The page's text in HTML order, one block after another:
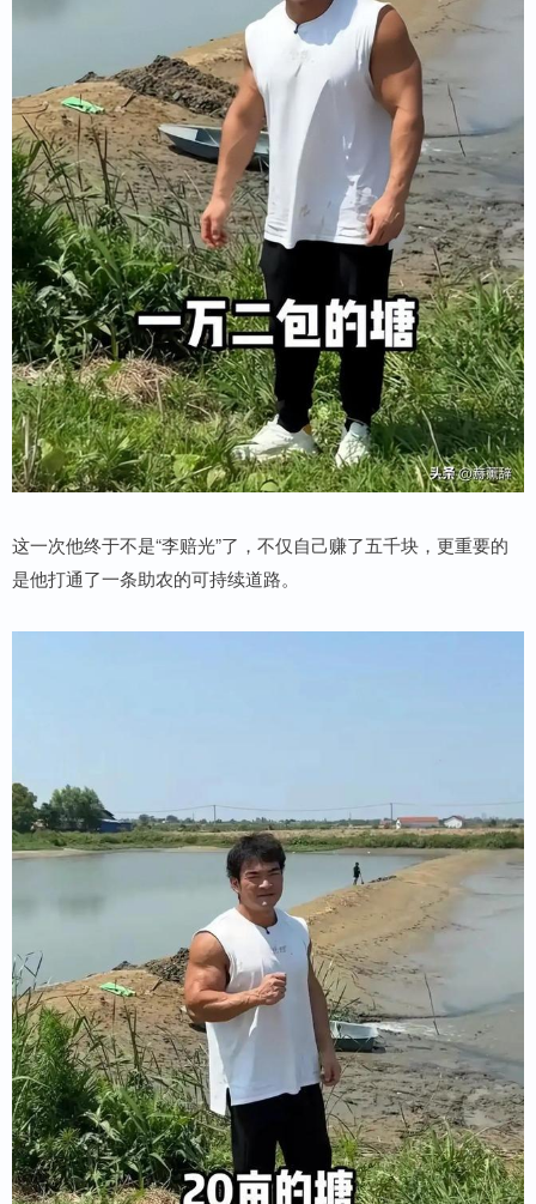
这一次他终于不是“李赔光”了，不仅自己赚了五千块，更重要的
是他打通了一条助农的可持续道路。